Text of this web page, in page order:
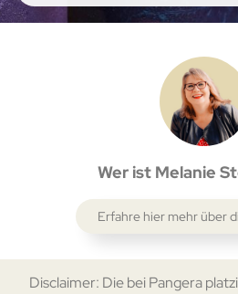
Wer ist Melanie
Erfahre hier mehr über
Disclaimer: Die bei Pangera